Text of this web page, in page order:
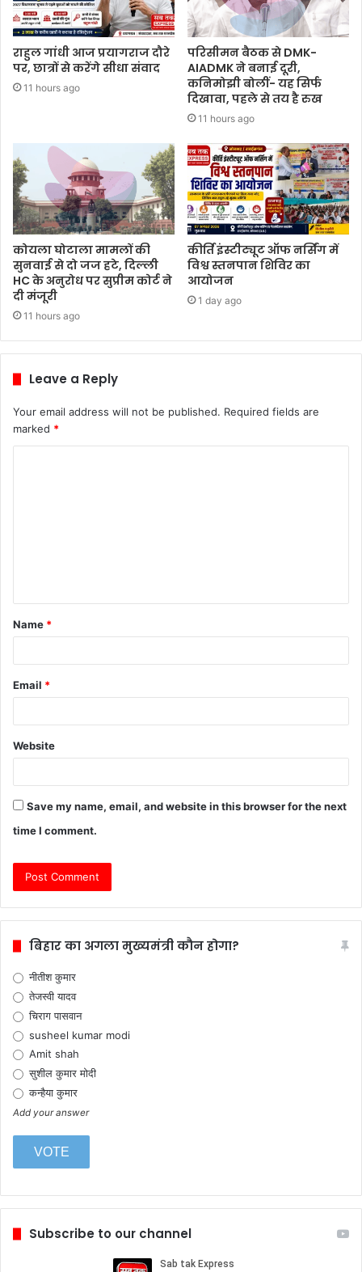
राहुल गांधी आज प्रयागराज दौरे
पर, छात्रों से करेंगे सीधा संवाद
11 hours ago
परिसीमन बैठक से DMK-
AIADMK ने बनाई दूरी,
कनिमोझी बोलीं- यह सिर्फ
दिखावा, पहले से तय है रुख
11 hours ago
कोयला घोटाला मामलों की
सुनवाई से दो जज हटे, दिल्ली
HC के अनुरोध पर सुप्रीम कोर्ट ने
दी मंजूरी
11 hours ago
कीर्ति इंस्टीट्यूट ऑफ नर्सिंग में
विश्व स्तनपान शिविर का
आयोजन
1 day ago
Leave a Reply
Your email address will not be published. Required fields are
marked *
t
*
Name *
Email *
Website
Save my name, email, and website in this browser for the next
time I comment.
बिहार का अगला मुख्यमंत्री कौन होगा?
नीतीश कुमार
तेजस्वी यादव
चिराग पासवान
susheel kumar modi
Amit shah
सुशील कुमार मोदी
कन्हैया कुमार
Add your answer
Subscribe to our channel